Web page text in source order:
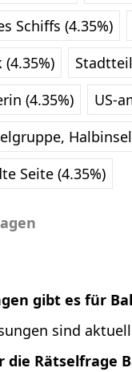
Schiffs (4.35%)
(4.35%)
US-
Halbinsel
Seite (4.35%)
gibt es für
sind
die Rätselfrage